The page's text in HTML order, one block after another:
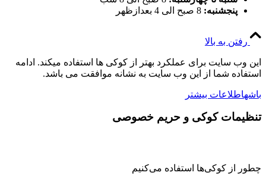
پنجشنبه: 8 صبح الی 4 بعدازظهر
رفتن به بالا
این وب سایت برای عملکرد بهتر از کوکی ها استفاده میکند. ادامه
استفاده شما از این وب سایت به نشانه موافقت می باشد.
باشهاطلاعات بیشتر
تنظیمات کوکی و حریم خصوصی
چطور از کوکی‌ها استفاده می‌کنیم